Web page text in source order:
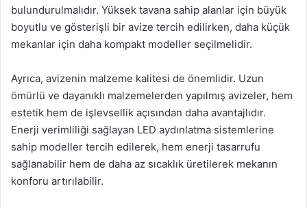
bulundurulmalıdır. Yüksek tavana sahip alanlar için büyük
boyutlu ve gösterişli bir avize tercih edilirken, daha küçük
mekanlar için daha kompakt modeller seçilmelidir.
Ayrıca, avizenin malzeme kalitesi de önemlidir. Uzun
ömürlü ve dayanıklı malzemelerden yapılmış avizeler, hem
estetik hem de işlevsellik açısından daha avantajlıdır.
Enerji verimliliği sağlayan LED aydınlatma sistemlerine
sahip modeller tercih edilerek, hem enerji tasarrufu
sağlanabilir hem de daha az sıcaklık üretilerek mekanın
konforu artırılabilir.